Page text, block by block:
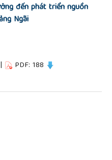
đến phát triển nguồn
Ngãi
| PDF: 188